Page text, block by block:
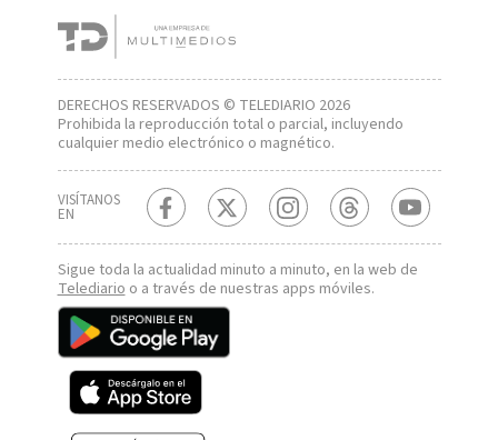
DERECHOS RESERVADOS © TELEDIARIO 2026
Prohibida la reproducción total o parcial, incluyendo
cualquier medio electrónico o magnético.
VISÍTANOS
EN
Sigue toda la actualidad minuto a minuto, en la web de
Telediarioo a través de nuestras apps móviles.